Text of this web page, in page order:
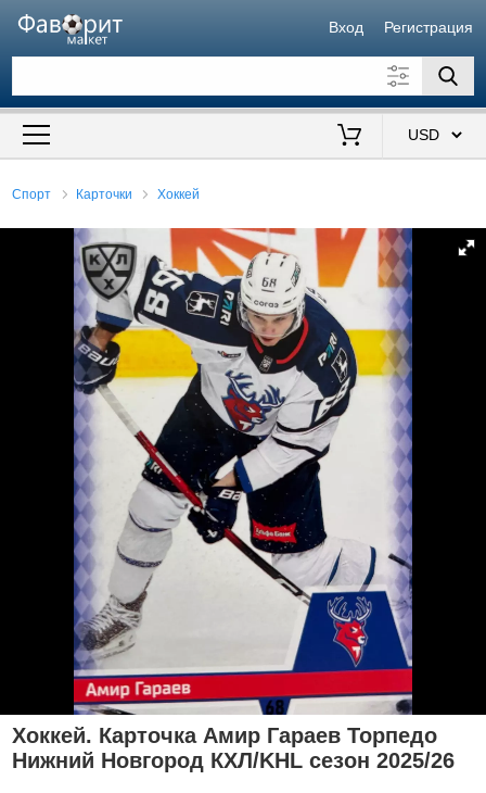
Вход Регистрация
Искать также в описании
Спорт Карточки Хоккей
Хоккей. Карточка Амир Гараев Торпедо
Нижний Новгород КХЛ/KHL сезон 2025/26